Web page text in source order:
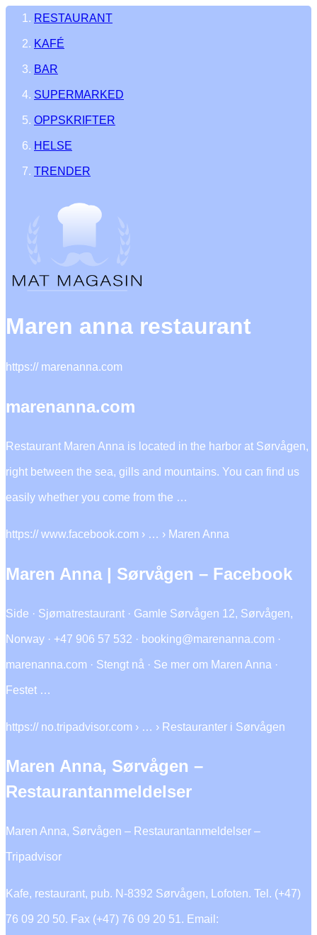
RESTAURANT
KAFÉ
BAR
SUPERMARKED
OPPSKRIFTER
HELSE
TRENDER
Maren anna restaurant
https:// marenanna.com
marenanna.com
Restaurant Maren Anna is located in the harbor at Sørvågen,
right between the sea, gills and mountains. You can find us
easily whether you come from the …
https:// www.facebook.com › … › Maren Anna
Maren Anna | Sørvågen – Facebook
Side · Sjømatrestaurant · Gamle Sørvågen 12, Sørvågen,
Norway · +47 906 57 532 · booking@marenanna.com ·
marenanna.com · Stengt nå · Se mer om Maren Anna ·
Festet …
https:// no.tripadvisor.com › … › Restauranter i Sørvågen
Maren Anna, Sørvågen –
Restaurantanmeldelser
Maren Anna, Sørvågen – Restaurantanmeldelser –
Tripadvisor
Kafe, restaurant, pub. N-8392 Sørvågen, Lofoten. Tel. (+47)
76 09 20 50. Fax (+47) 76 09 20 51. Email: